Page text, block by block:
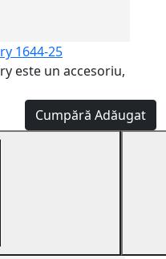
1644-25
este un accesoriu,
Cumpără Adăugat